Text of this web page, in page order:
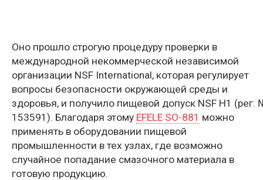
Оно прошло строгую процедуру проверки в
международной некоммерческой независимой
организации NSF International, которая регулирует
вопросы безопасности окружающей среды и
здоровья, и получило пищевой допуск NSF H1 (рег.
153591). Благодаря этому EFELE SO-881 можно
применять в оборудовании пищевой
промышленности в тех узлах, где возможно
случайное попадание смазочного материала в
готовую продукцию.